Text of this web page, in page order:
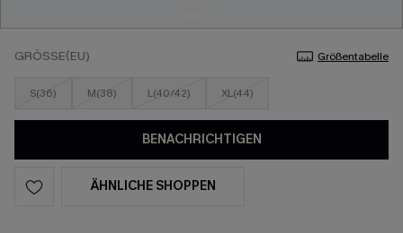
GRÖSSE(EU) Größentabelle
S(36) M(38) L(40/42) XL(44)
BENACHRICHTIGEN
ÄHNLICHE SHOPPEN